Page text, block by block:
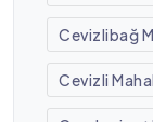
Cevizlibağ
Cevizli